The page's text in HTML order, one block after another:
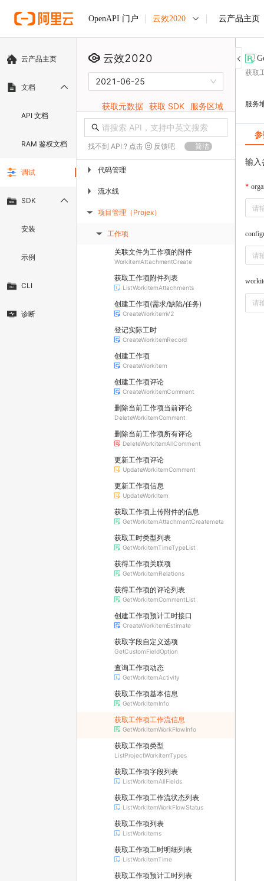
OpenAPI 门户 云效2020 云产品主页
云产品主页
文档
API 文档
RAM 鉴权文档
调试
SDK
安装
示例
CLI
诊断
云效2020
2021-06-25
获取元数据 获取 SDK 服务区域
找不到 API ? 点击 反馈吧 简洁
▶ 代码管理
▶ 流水线
▶ 项目管理（Projex）
▶ 工作项
关联文件为工作项的附件
WorkitemAttachmentCreate
获取工作项附件列表
ListWorkitemAttachments
创建工作项(需求/缺陷/任务)
CreateWorkitemV2
登记实际工时
CreateWorkitemRecord
创建工作项
CreateWorkitem
创建工作项评论
CreateWorkitemComment
删除当前工作项当前评论
DeleteWorkitemComment
删除当前工作项所有评论
DeleteWorkitemAllComment
更新工作项评论
UpdateWorkitemComment
更新工作项信息
UpdateWorkItem
获取工作项上传附件的信息
GetWorkitemAttachmentCreatemeta
获取工时类型列表
GetWorkitemTimeTypeList
获得工作项关联项
GetWorkitemRelations
获得工作项的评论列表
GetWorkitemCommentList
创建工作项预计工时接口
CreateWorkitemEstimate
获取字段自定义选项
GetCustomFieldOption
查询工作项动态
GetWorkItemActivity
获取工作项基本信息
GetWorkItemInfo
获取工作项工作流信息
GetWorkItemWorkFlowInfo
获取工作项类型
ListProjectWorkitemTypes
获取工作项字段列表
ListWorkItemAllFields
获取工作项工作流状态列表
ListWorkItemWorkFlowStatus
获取工作项列表
ListWorkitems
获取工作项工时明细列表
ListWorkitemTime
获取工作项预计工时列表
获取
服务
输入